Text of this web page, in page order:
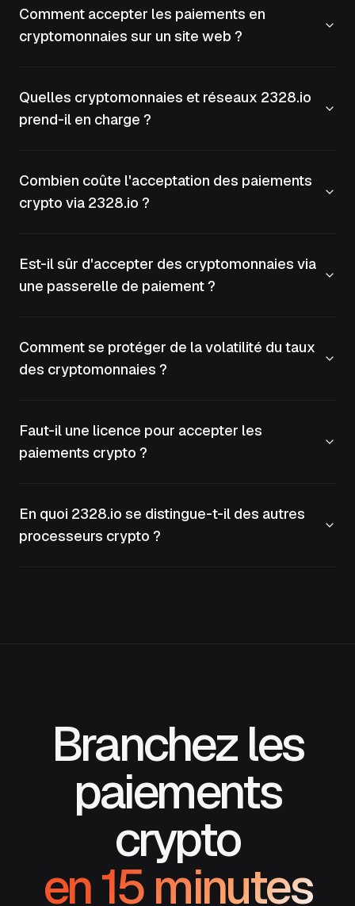
Comment accepter les paiements en
cryptomonnaies sur un site web ?
Quelles cryptomonnaies et réseaux 2328.io
prend-il en charge ?
Combien coûte l'acceptation des paiements
crypto via 2328.io ?
Est-il sûr d'accepter des cryptomonnaies via
une passerelle de paiement ?
Comment se protéger de la volatilité du taux
des cryptomonnaies ?
Faut-il une licence pour accepter les
paiements crypto ?
En quoi 2328.io se distingue-t-il des autres
processeurs crypto ?
Branchez les
paiements
crypto
en 15 minutes